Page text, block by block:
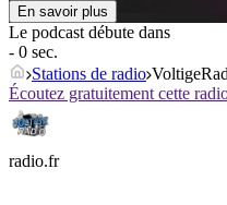
En savoir plus
Le podcast débute dans
- 0 sec.
Stations de radio
Écoutez gratuitement cette
radio.fr